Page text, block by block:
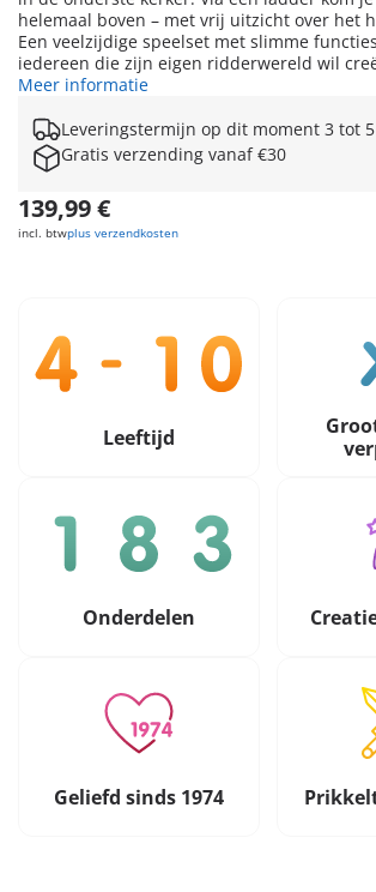
helemaal boven – met vrij uitzicht over het
Een veelzijdige speelset met slimme
iedereen die zijn eigen ridderwereld wil
Meer informatie
Leveringstermijn op dit moment 3 tot
Gratis verzending vanaf €30
139,99 €
incl. btwplus verzendkosten
Leeftijd
Onderdelen
Geliefd sinds 1974